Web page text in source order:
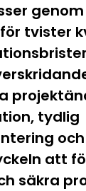
tvister
tydlig
att
säkra